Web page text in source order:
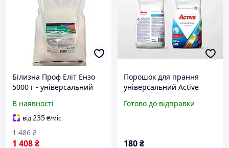
Білизна Проф Еліт Ензо
5000 г - універсальний
типів тканини, Blanidas
В наявності
від235₴/міс
1 408₴
1 486 ₴
Порошок для прання
універсальний Active
2.7 кг flamingo
Готово до відправки
180₴